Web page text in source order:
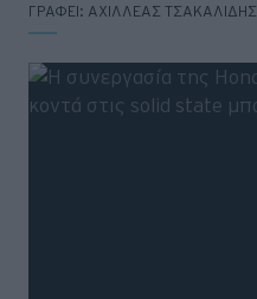
ΓΡΑΦΕΙ: ΑΧΙΛΛΕΑΣ ΤΣΑΚΑΛΙΔΗΣ